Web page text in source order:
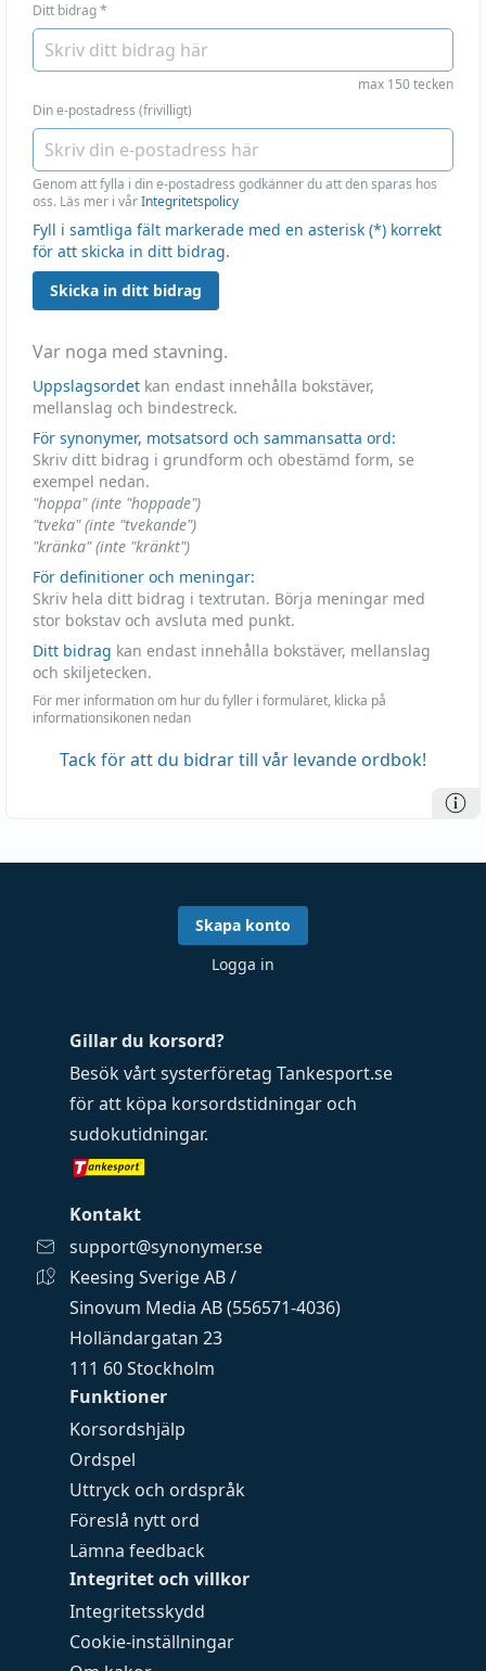
Ditt bidrag*
max 150 tecken
Din e-postadress (frivilligt)
Genom att fylla i din e-postadress godkänner du att den sparas hos
oss. Läs mer i vårIntegritetspolicy
Fyll i samtliga fält markerade med en asterisk (*) korrekt
för att skicka in ditt bidrag.
Skicka in ditt bidrag
Var noga med stavning.
Uppslagsordet kan endast innehålla bokstäver,
mellanslag och bindestreck.
För synonymer, motsatsord och sammansatta ord:
Skriv ditt bidrag i grundform och obestämd form, se
exempel nedan.
"hoppa" (inte "hoppade")
"tveka" (inte "tvekande")
"kränka" (inte "kränkt")
För definitioner och meningar:
Skriv hela ditt bidrag i textrutan. Börja meningar med
stor bokstav och avsluta med punkt.
Ditt bidrag kan endast innehålla bokstäver, mellanslag
och skiljetecken.
För mer information om hur du fyller i formuläret, klicka på
informationsikonen nedan
Tack för att du bidrar till vår levande ordbok!
Funktioner
Korsordshjälp
Ordspel
Uttryck och ordspråk
Föreslå nytt ord
Lämna feedback
Integritet och villkor
Integritetsskydd
Cookie-inställningar
Gillar du korsord?
Besök vårt systerföretag Tankesport.se
för att köpa korsordstidningar och
sudokutidningar.
Kontakt
support@synonymer.se
Keesing Sverige AB /
Sinovum Media AB (556571-4036)
Holländargatan 23
111 60 Stockholm
Skapa konto
Logga in